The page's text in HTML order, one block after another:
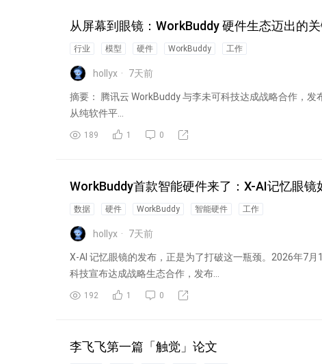
从屏幕到眼镜：WorkBuddy 硬件生态迈出的
行业 模型 硬件 WorkBuddy 工作
hollyx 7天前
摘要： 腾讯云 WorkBuddy 与李未可科技达成战略合作，
从纯软件平...
189 1 0
WorkBuddy首款智能硬件来了：X-AI记忆眼镜
数据 硬件 WorkBuddy 智能硬件 工作
hollyx 7天前
X-AI 记忆眼镜的发布，正是为了打破这一瓶颈。2026年7
科技宣布达成战略生态合作，发布...
192 1 0
李飞飞第一篇「触觉」论文